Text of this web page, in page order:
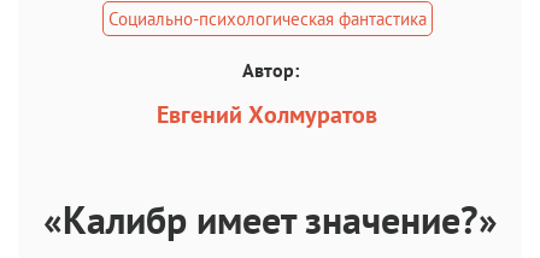
Социально-психологическая фантастика
Автор:
Евгений Холмуратов
«Калибр имеет значение?»